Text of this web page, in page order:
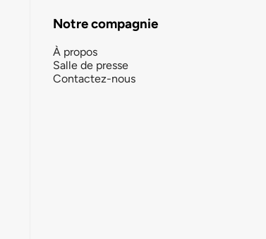
Notre compagnie
À propos
Salle de presse
Contactez-nous